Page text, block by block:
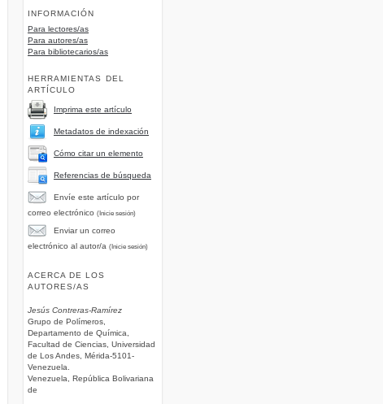
INFORMACIÓN
Para lectores/as
Para autores/as
Para bibliotecarios/as
HERRAMIENTAS DEL
ARTÍCULO
Imprima este artículo
Metadatos de indexación
Cómo citar un elemento
Referencias de búsqueda
Envíe este artículo por
correo electrónico (Inicie sesión)
Enviar un correo
electrónico al autor/a (Inicie sesión)
ACERCA DE LOS
AUTORES/AS
Jesús Contreras-Ramírez
Grupo de Polímeros,
Departamento de Química,
Facultad de Ciencias, Universidad
de Los Andes, Mérida-5101-
Venezuela.
Venezuela, República Bolivariana
de